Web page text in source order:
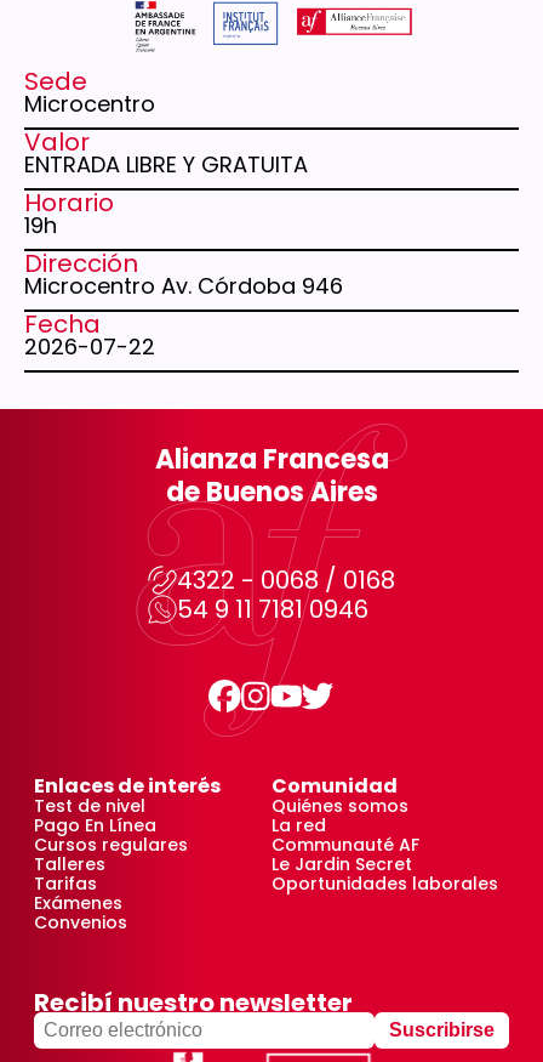
Sede
Microcentro
Valor
ENTRADA LIBRE Y GRATUITA
Horario
19h
Dirección
Microcentro Av. Córdoba 946
Fecha
2026-07-22
Alianza Francesa
de Buenos Aires
4322 - 0068 / 0168
54 9 11 7181 0946
Enlaces de interés
Test de nivel
Pago En Línea
Cursos regulares
Talleres
Tarifas
Exámenes
Convenios
Comunidad
Quiénes somos
La red
Communauté AF
Le Jardin Secret
Oportunidades laborales
Recibí nuestro newsletter
Suscribirse